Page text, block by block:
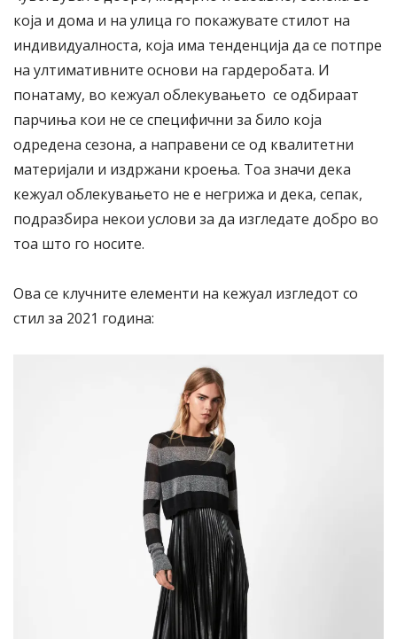
која и дома и на улица го покажувате стилот на
индивидуалноста, која има тенденција да се потпре
на ултимативните основи на гардеробата. И
понатаму, во кежуал облекувањето се одбираат
парчиња кои не се специфични за било која
одредена сезона, а направени се од квалитетни
материјали и издржани кроења. Тоа значи дека
кежуал облекувањето не е негрижа и дека, сепак,
подразбира некои услови за да изгледате добро во
тоа што го носите.
Ова се клучните елементи на кежуал изгледот со
стил за 2021 година: